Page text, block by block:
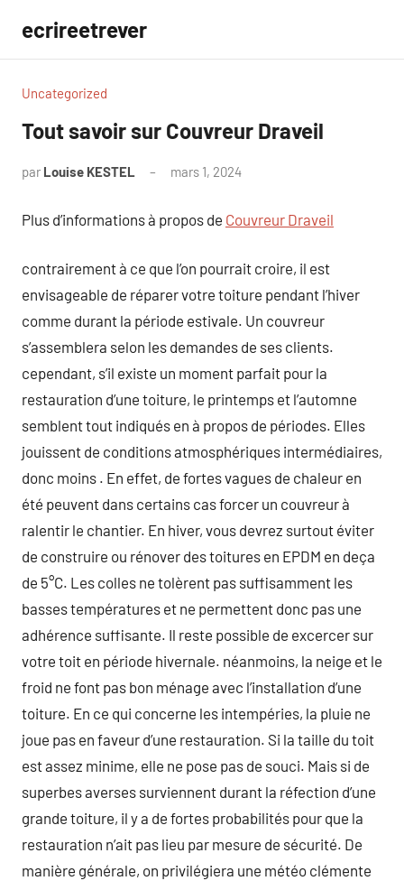
contenu
ecrireetrever
Uncategorized
Tout savoir sur Couvreur Draveil
par Louise KESTEL mars 1, 2024
Plus d’informations à propos de Couvreur Draveil
contrairement à ce que l’on pourrait croire, il est
envisageable de réparer votre toiture pendant l’hiver
comme durant la période estivale. Un couvreur
s’assemblera selon les demandes de ses clients.
cependant, s’il existe un moment parfait pour la
restauration d’une toiture, le printemps et l’automne
semblent tout indiqués en à propos de périodes. Elles
jouissent de conditions atmosphériques intermédiaires,
donc moins . En effet, de fortes vagues de chaleur en
été peuvent dans certains cas forcer un couvreur à
ralentir le chantier. En hiver, vous devrez surtout éviter
de construire ou rénover des toitures en EPDM en deça
de 5°C. Les colles ne tolèrent pas suffisamment les
basses températures et ne permettent donc pas une
adhérence suffisante. Il reste possible de excercer sur
votre toit en période hivernale. néanmoins, la neige et le
froid ne font pas bon ménage avec l’installation d’une
toiture. En ce qui concerne les intempéries, la pluie ne
joue pas en faveur d’une restauration. Si la taille du toit
est assez minime, elle ne pose pas de souci. Mais si de
superbes averses surviennent durant la réfection d’une
grande toiture, il y a de fortes probabilités pour que la
restauration n’ait pas lieu par mesure de sécurité. De
manière générale, on privilégiera une météo clémente